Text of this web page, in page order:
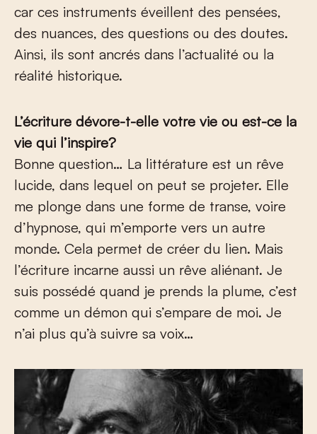
car ces instruments éveillent des pensées,
des nuances, des questions ou des doutes.
Ainsi, ils sont ancrés dans l’actualité ou la
réalité historique.
L’écriture dévore-t-elle votre vie ou est-ce la
vie qui l’inspire?
Bonne question… La littérature est un rêve
lucide, dans lequel on peut se projeter. Elle
me plonge dans une forme de transe, voire
d’hypnose, qui m’emporte vers un autre
monde. Cela permet de créer du lien. Mais
l’écriture incarne aussi un rêve aliénant. Je
suis possédé quand je prends la plume, c’est
comme un démon qui s’empare de moi. Je
n’ai plus qu’à suivre sa voix…